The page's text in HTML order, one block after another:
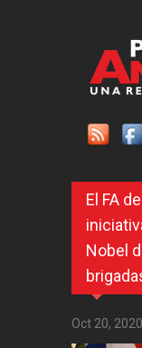
El FA
Nobel
Oct 20, 2020